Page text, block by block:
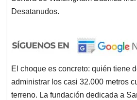
Desatanudos.
El choque es concreto: quién tiene
administrar los casi 32.000 metros
terreno. La fundación dedicada a